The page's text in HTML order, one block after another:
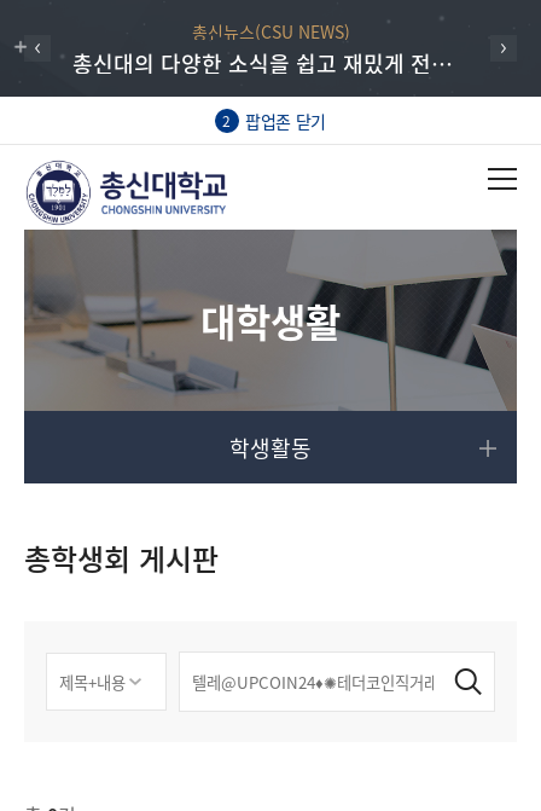
총신뉴스(CSU NEWS)
총신대의 다양한 소식을 쉽고 재밌게 전하는 총신뉴스
2 팝업존 닫기
대학생활
학생활동
총학생회 게시판